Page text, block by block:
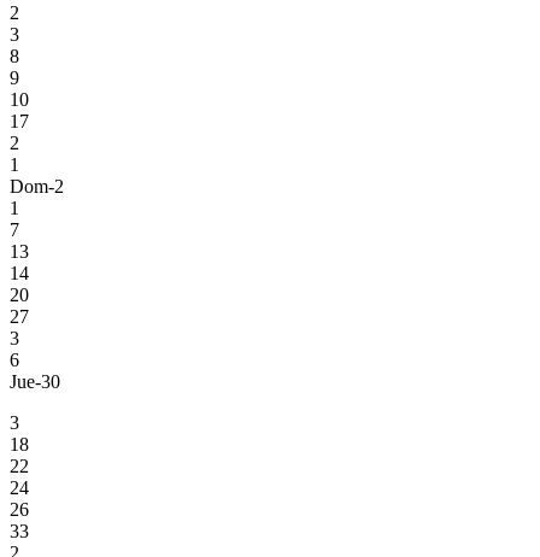
2
3
8
9
10
17
2
1
Dom-2
1
7
13
14
20
27
3
6
Jue-30
3
18
22
24
26
33
2